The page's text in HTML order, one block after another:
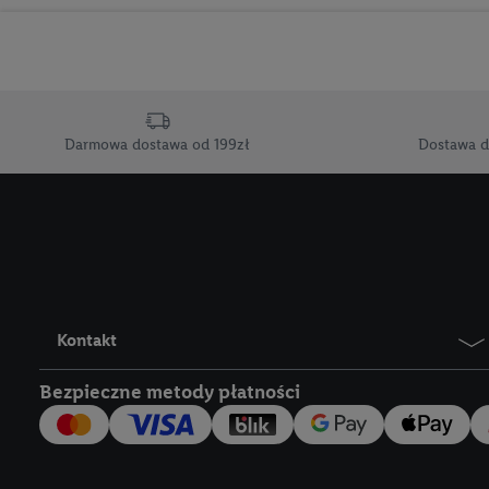
Darmowa dostawa od 199zł Dostawa
Kontakt
Bezpieczne metody płatności
lub
cyfrowego" w opcjach
Kliknięcie w przycisk
"Zgadzam się",
do cofnięcia zgody w
Informacje dot.
wykorzystania
kluczowych w
Zapewnienie
wyświetlanie reklam i
pośrednictwem TTD
wykorzystywanie
danych z różnych